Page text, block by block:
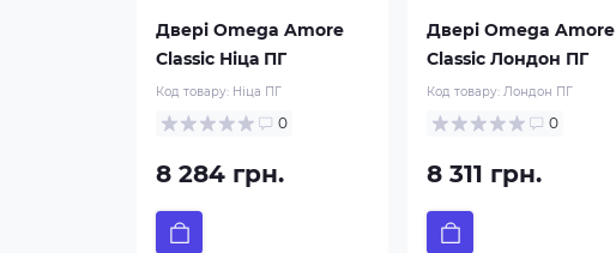
Двері Omega Amore
Classic Ніца ПГ
Код товару: Ніца ПГ
0
8 284 грн.
Двері Omega Amore
Classic Лондон ПГ
Код товару:Лондон ПГ
0
8 311 грн.